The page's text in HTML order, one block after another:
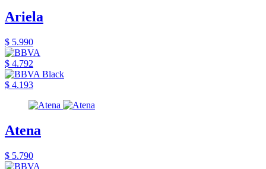
Ariela
$ 5.990
$ 4.792
$ 4.193
Atena
$ 5.790